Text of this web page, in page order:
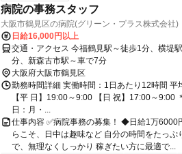
病院の事務スタッフ
大阪市鶴見区の病院(グリーン・プラス株式会社)
日給16,000円以上
交通・アクセス 今福鶴見駅～徒歩1分、横堤
分、新森古市駅～車で7分
大阪府大阪市鶴見区
勤務時間詳細 実働時間：1日あたり12時間 平
【平 日】19:00～9:00 【日 祝】17:00～9:00
日：月・...
仕事内容 ✅病院事務の募集！ ◆日給1万
らこそ、日中は趣味など 自分の時間をたっ
で、無理なくしっかり 稼ぎたい方に最適で...